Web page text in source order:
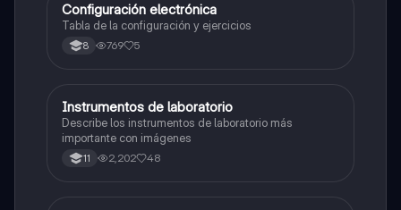
Química
Configuración electrónica
Tabla de la configuración y ejercicios
8 769 5
Química
Instrumentos de laboratorio
Describe los instrumentos de laboratorio más
importante con imágenes
11 2,202 48